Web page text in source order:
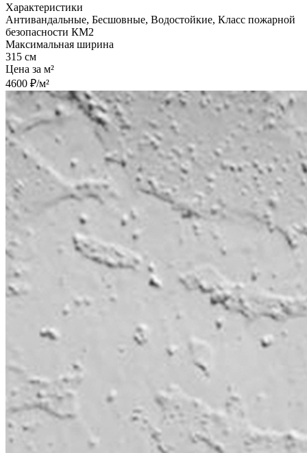
Характеристики
Антивандальные, Бесшовные, Водостойкие, Класс пожарной
безопасности КМ2
Максимальная ширина
315 см
Цена за м²
4600 ₽/м²